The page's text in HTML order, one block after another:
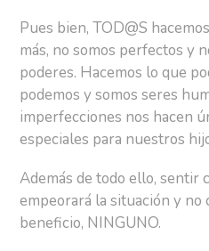
Pues bien, TOD@S
más, no somos perfectos y
poderes. Hacemos lo que
podemos y somos seres
imperfecciones nos hacen
especiales para nuestros
Además de todo ello, sentir
empeorará la situación y
beneficio, NINGUNO.